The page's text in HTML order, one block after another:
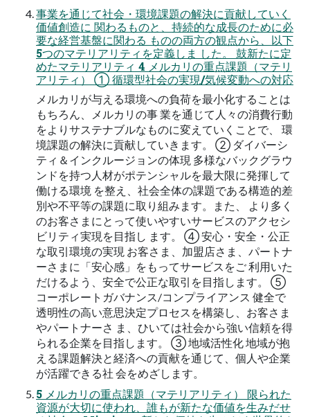
事業を通じて社会・環境課題の解決に貢献していく
価値創造に 関わるものと、持続的な成⻑のために必
要な経営基盤に関わる ものの両⽅の観点から、以下
5つのマテリアリティを定義しま した。 ⿎新たに定
めたマテリアリティ 4 メルカリの重点課題（マテリ
アリティ） ① 循環型社会の実現/気候変動への対応
メルカリが与える環境への負荷を最⼩化することは
もちろん、メルカリの事 業を通じて⼈々の消費⾏動
をよりサステナブルなものに変えていくことで、 環
境課題の解決に貢献していきます。 ② ダイバーシ
ティ＆インクルージョンの体現 多様なバックグラウ
ンドを持つ⼈材がポテンシャルを最⼤限に発揮して
働ける環境 を整え、社会全体の課題である構造的差
別や不平等の課題に取り組みます。また、 より多く
のお客さまにとって使いやすいサービスのアクセシ
ビリティ実現を⽬指し ます。 ④ 安⼼・安全・公正
な取引環境の実現 お客さま、加盟店さま、パートナ
ーさまに「安⼼感」をもってサービスをご 利⽤いた
だけるよう、安全で公正な取引を⽬指します。 ⑤
コーポレートガバナンス/コンプライアンス 健全で
透明性の⾼い意思決定プロセスを構築し、お客さま
やパートナーさ ま、ひいては社会から強い信頼を得
られる企業を⽬指します。 ③ 地域活性化 地域が抱
える課題解決と経済への貢献を通じて、個⼈や企業
が活躍できる社 会をめざします。
5 メルカリの重点課題（マテリアリティ） 限られた
資源が⼤切に使われ、誰もが新たな価値を⽣みだせ